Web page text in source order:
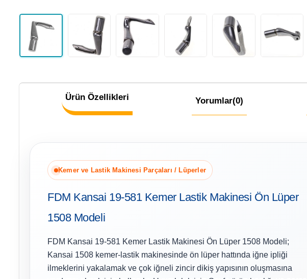
Ürün Özellikleri Yorumlar(0)
Kemer ve Lastik Makinesi Parçaları / Lüperler
FDM Kansai 19-581 Kemer Lastik Makinesi Ön Lüper
1508 Modeli
FDM Kansai 19-581 Kemer Lastik Makinesi Ön Lüper 1508 Modeli;
Kansai 1508 kemer-lastik makinesinde ön lüper hattında iğne ipliği
ilmeklerini yakalamak ve çok iğneli zincir dikiş yapısının oluşmasına